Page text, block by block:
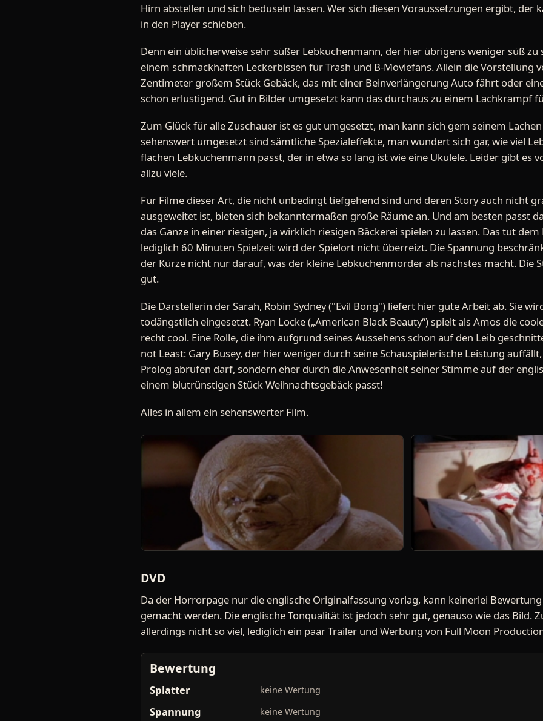
Hirn abstellen und sich beduseln lassen. Wer sich diesen Voraussetzungen ergibt, der
in den Player schieben.
Denn ein üblicherweise sehr süßer Lebkuchenmann, der hier übrigens weniger süß zu
einem schmackhaften Leckerbissen für Trash und B-Moviefans. Allein die Vorstellung
Zentimeter großem Stück Gebäck, das mit einer Beinverlängerung Auto fährt oder
schon erlustigend. Gut in Bilder umgesetzt kann das durchaus zu einem Lachkrampf
Zum Glück für alle Zuschauer ist es gut umgesetzt, man kann sich gern seinem
sehenswert umgesetzt sind sämtliche Spezialeffekte, man wundert sich gar, wie viel
flachen Lebkuchenmann passt, der in etwa so lang ist wie eine Ukulele. Leider gibt es
allzu viele.
Für Filme dieser Art, die nicht unbedingt tiefgehend sind und deren Story auch nicht
ausgeweitet ist, bieten sich bekanntermaßen große Räume an. Und am besten passt
das Ganze in einer riesigen, ja wirklich riesigen Bäckerei spielen zu lassen. Das tut
lediglich 60 Minuten Spielzeit wird der Spielort nicht überreizt. Die Spannung
der Kürze nicht nur darauf, was der kleine Lebkuchenmörder als nächstes macht. Die
gut.
Die Darstellerin der Sarah, Robin Sydney ("Evil Bong") liefert hier gute Arbeit ab. Sie
todängstlich eingesetzt. Ryan Locke („American Black Beauty“) spielt als Amos die
recht cool. Eine Rolle, die ihm aufgrund seines Aussehens schon auf den Leib
not Least: Gary Busey, der hier weniger durch seine Schauspielerische Leistung
Prolog abrufen darf, sondern eher durch die Anwesenheit seiner Stimme auf der
einem blutrünstigen Stück Weihnachtsgebäck passt!
Alles in allem ein sehenswerter Film.
DVD
Da der Horrorpage nur die englische Originalfassung vorlag, kann keinerlei
gemacht werden. Die englische Tonqualität ist jedoch sehr gut, genauso wie das Bild.
allerdings nicht so viel, lediglich ein paar Trailer und Werbung von Full Moon
Bewertung
Splatter keine Wertung
Spannung keine Wertung